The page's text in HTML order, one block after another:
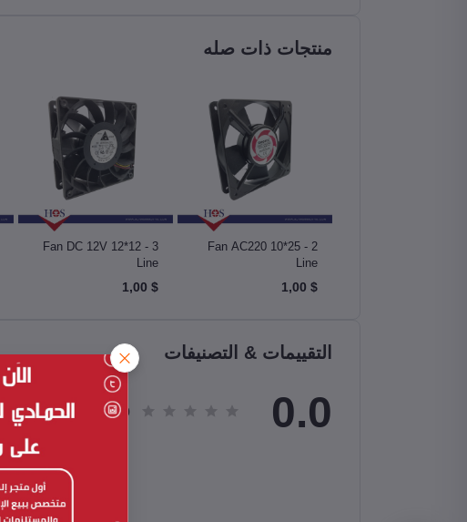
منتجات ذات صله
Fan AC220 10*25 - 2
Line
$ 1,00
Fan DC 12V 12*12 - 3
Line
$ 1,00
التقييمات & التصنيفات
0.0
Total Review 0